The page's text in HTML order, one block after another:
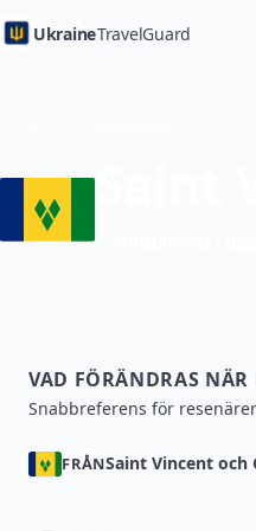
UkraineTravelGuard
VAD FÖRÄNDRAS
Snabbreferens för
FRÅNSaint Vincent och